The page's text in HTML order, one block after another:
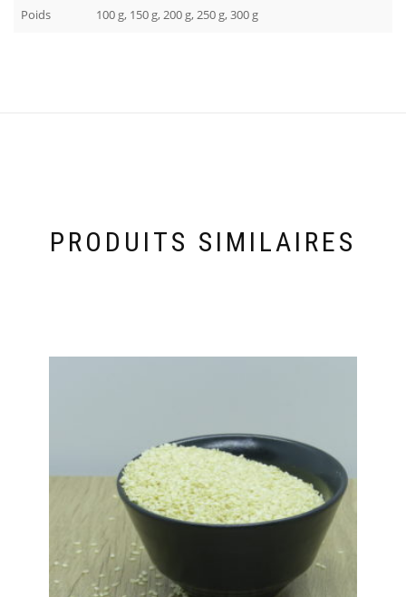
Poids 100 g, 150 g, 200 g, 250 g, 300 g
PRODUITS SIMILAIRES